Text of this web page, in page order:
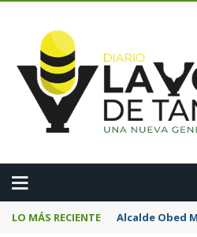
LO MÁS RECIENTE Alcalde Obed